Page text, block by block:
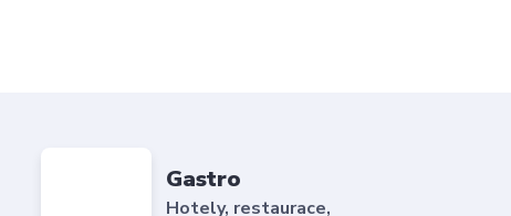
Gastro
Hotely, restaurace,